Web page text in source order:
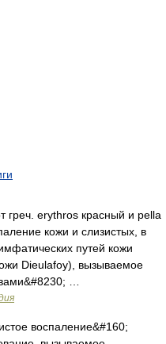
erythros красный и pella
кожи и слизистых, в
путей кожи
Dieulafoy), вызываемое
…
воспаление&#160;